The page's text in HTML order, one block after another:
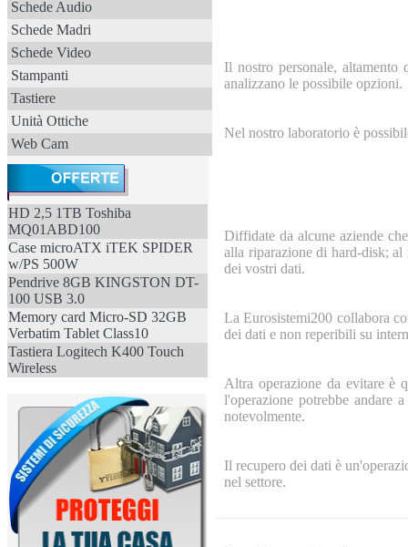
Schede Audio
Schede Madri
Schede Video
Stampanti
Tastiere
Unità Ottiche
Web Cam
HD 2,5 1TB Toshiba
MQ01ABD100
Case microATX iTEK SPIDER
w/PS 500W
Pendrive 8GB KINGSTON DT-
100 USB 3.0
Memory card Micro-SD 32GB
Verbatim Tablet Class10
Tastiera Logitech K400 Touch
Wireless
Il nostro personale,
analizzano le possibile opzioni.
Nel nostro laboratorio è
Diffidate da alcune aziende
alla riparazione di hard-disk; al
dei vostri dati.
La Eurosistemi200 collabora
dei dati e non reperibili su
Altra operazione da evitare è
l'operazione potrebbe andare
notevolmente.
Il recupero dei dati è
nel settore.